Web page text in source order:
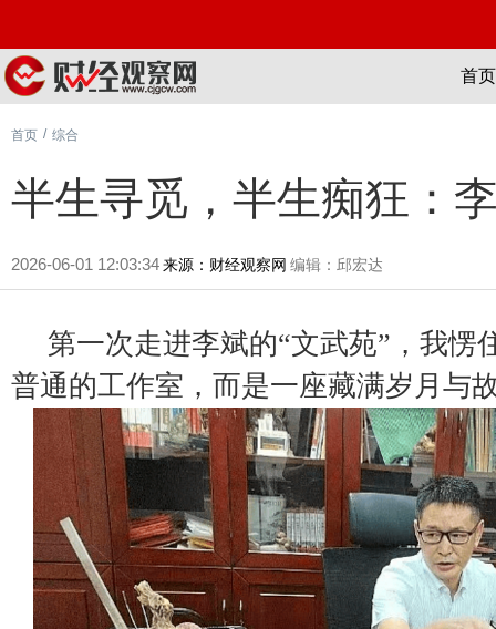
首页
首页 / 综合
半生寻觅，半生痴狂：
2026-06-01 12:03:34来源：财经观察网 编辑：邱宏达
第一次走进李斌的“文武苑”，我愣
普通的工作室，而是一座藏满岁月与